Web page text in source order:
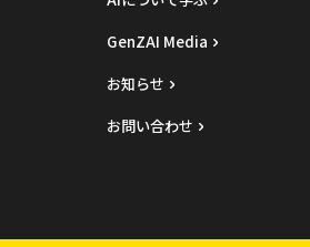
GenZAI Media
お知らせ
お問い合わせ